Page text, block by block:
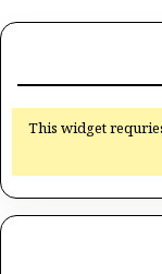
This widget